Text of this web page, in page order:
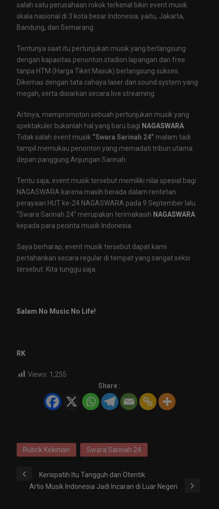
salah satu perusahaan rokok terkenal bikin event musik
skala nasional di 3 kota besar Indonesia, yaitu, Jakarta,
Bandung, dan Semarang.
Tentunya saat itu pertunjukan musik yang berlangsung
dengan kapasitas penonton stadion lapangan dan free
tanpa HTM (Harga Tiket Masuk) berlangsung sukses.
Dikemas dengan tata cahaya laser dan sound system yang
megah, serta disiarkan secara live streaming.
Artinya, mempromotori sebuah pertunjukan musik yang
spektakuler bukanlah hal yang baru bagi NAGASWARA
Tidak salah event musik “Swara Sarinah 24” malam tadi
tampil memukau penonton yang memadati tribun utama
depan panggung Anjungan Sarinah.
Tentu saja, event musik tersebut memiliki nilai spesial bagi
NAGASWARA karena masih berada dalam rentetan
perayaan HUT ke-24 NAGASWARA pada 9 September lalu.
“Swara Sarinah 24” merupakan terimakasih NAGASWARA
kepada para pecinta musik Indonesia.
Saya berharap, event musik tersebut dapat kami
pertahankan secara regular di tempat yang sangat seksi
tersebut. Kita tunggu saja.
Salam No Music No Life!
RK
Views: 1,255
Share :
Rubrik Kekinian Swara Sarinah 24
Kerispatih Itu Tangguh dan Otentik
Artis Musik Indonesia Jadi Incaran di Luar Negeri